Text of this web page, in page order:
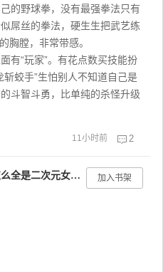
的野球拳，没有最强拳法只有
屌丝的拳法，硬生生把武艺练
胸膛，非常带感。
有“玩家”。有花点数买技能扮
蛟手”生怕别人不知道自己是
斗智斗勇，比单纯的杀怪升级
11小时前 2
加入书架
战锤：征兵对象怎么全是二次元女主？